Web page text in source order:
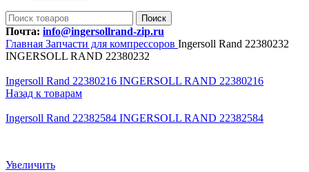
Поиск
Почта: info@ingersollrand-zip.ru
Главная Запчасти для компрессоров Ingersoll Rand 22380232
INGERSOLL RAND 22380232
Ingersoll Rand 22380216 INGERSOLL RAND 22380216
Назад к товарам
Ingersoll Rand 22382584 INGERSOLL RAND 22382584
Увеличить